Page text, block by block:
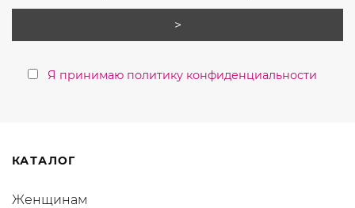
Я принимаю политику конфиденциальности
КАТАЛОГ
Женщинам